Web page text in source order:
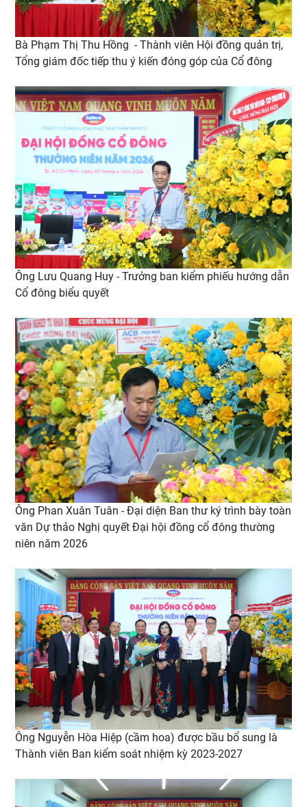
Bà Phạm Thị Thu Hồng - Thành viên Hội đồng quản trị,
Tổng giám đốc tiếp thu ý kiến đóng góp của Cổ đông
Ông Lưu Quang Huy - Trưởng ban kiểm phiếu hướng dẫn
Cổ đông biểu quyết
Ông Phan Xuân Tuân - Đại diện Ban thư ký trình bày toàn
văn Dự thảo Nghị quyết Đại hội đồng cổ đông thường
niên năm 2026
Ông Nguyễn Hòa Hiệp (cầm hoa) được bầu bổ sung là
Thành viên Ban kiểm soát nhiệm kỳ 2023-2027